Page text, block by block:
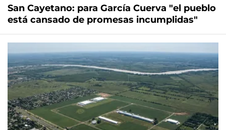
San Cayetano: para García Cuerva "el pueblo
está cansado de promesas incumplidas"